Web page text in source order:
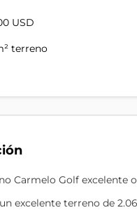
USD
terreno
Carmelo Golf excelente
excelente terreno de